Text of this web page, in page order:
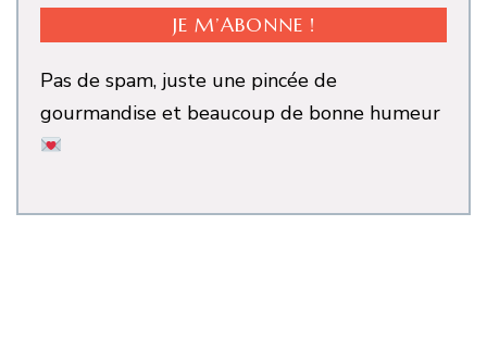
Pas de spam, juste une pincée de
gourmandise et beaucoup de bonne humeur